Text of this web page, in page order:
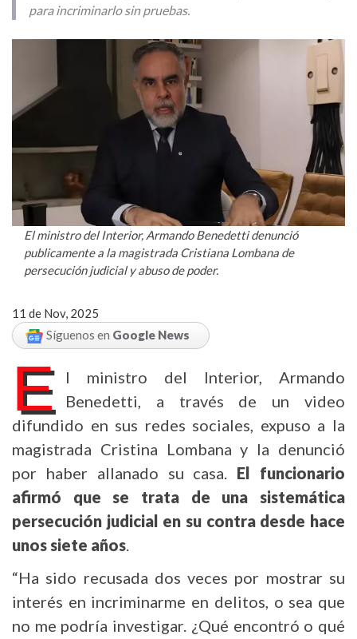
para incriminarlo sin pruebas.
El ministro del Interior, Armando Benedetti denunció
publicamente a la magistrada Cristiana Lombana de
persecución judicial y abuso de poder.
11 de Nov, 2025
Síguenos en Google News
E
l ministro del Interior, Armando
Benedetti, a través de un video
difundido en sus redes sociales, expuso a la
magistrada Cristina Lombana y la denunció
por haber allanado su casa. El funcionario
afirmó que se trata de una sistemática
persecución judicial en su contra desde hace
unos siete años.
“Ha sido recusada dos veces por mostrar su
interés en incriminarme en delitos, o sea que
no me podría investigar. ¿Qué encontró o qué